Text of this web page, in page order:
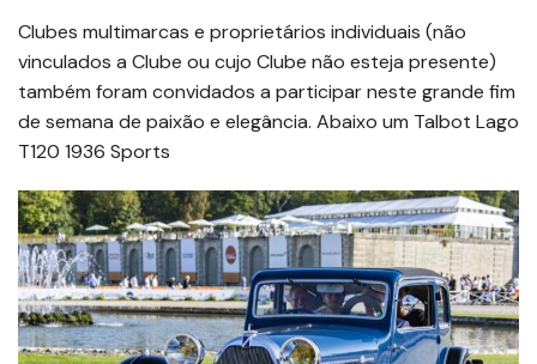
Clubes multimarcas e proprietários individuais (não
vinculados a Clube ou cujo Clube não esteja presente)
também foram convidados a participar neste grande fim
de semana de paixão e elegância. Abaixo um Talbot Lago
T120 1936 Sports